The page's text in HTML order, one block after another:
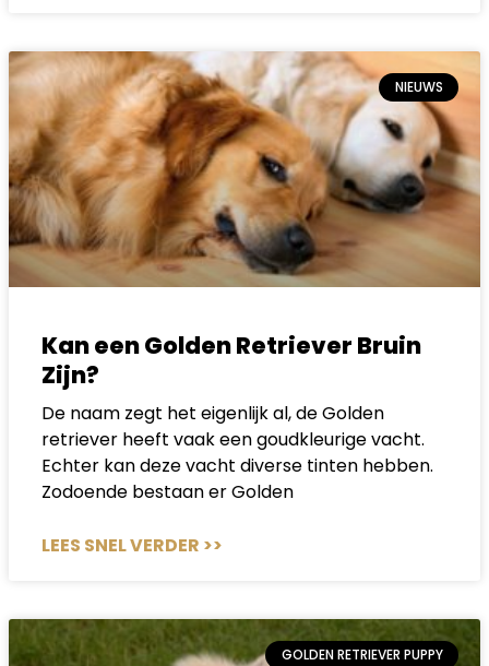
NIEUWS
Kan een Golden Retriever Bruin
Zijn?
De naam zegt het eigenlijk al, de Golden
retriever heeft vaak een goudkleurige vacht.
Echter kan deze vacht diverse tinten hebben.
Zodoende bestaan er Golden
LEES SNEL VERDER >>
GOLDEN RETRIEVER PUPPY